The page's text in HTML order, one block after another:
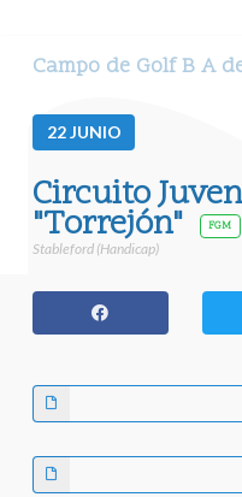
Campo de Golf B A
22JUNIO
Circuito
"Torrejón" FGM
Stableford (Handicap)